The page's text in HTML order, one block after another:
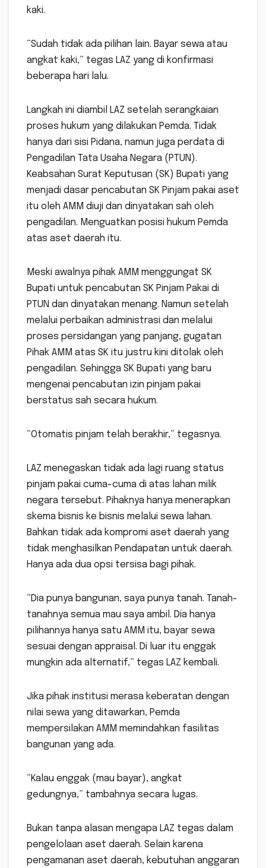
kaki.
“Sudah tidak ada pilihan lain. Bayar sewa atau
angkat kaki,” tegas LAZ yang di konfirmasi
beberapa hari lalu.
Langkah ini diambil LAZ setelah serangkaian
proses hukum yang dilakukan Pemda. Tidak
hanya dari sisi Pidana, namun juga perdata di
Pengadilan Tata Usaha Negara (PTUN).
Keabsahan Surat Keputusan (SK) Bupati yang
menjadi dasar pencabutan SK Pinjam pakai aset
itu oleh AMM diuji dan dinyatakan sah oleh
pengadilan. Menguatkan posisi hukum Pemda
atas aset daerah itu.
Meski awalnya pihak AMM menggungat SK
Bupati untuk pencabutan SK Pinjam Pakai di
PTUN dan dinyatakan menang. Namun setelah
melalui perbaikan administrasi dan melalui
proses persidangan yang panjang, gugatan
Pihak AMM atas SK itu justru kini ditolak oleh
pengadilan. Sehingga SK Bupati yang baru
mengenai pencabutan izin pinjam pakai
berstatus sah secara hukum.
“Otomatis pinjam telah berakhir,” tegasnya.
LAZ menegaskan tidak ada lagi ruang status
pinjam pakai cuma-cuma di atas lahan milik
negara tersebut. Pihaknya hanya menerapkan
skema bisnis ke bisnis melalui sewa lahan.
Bahkan tidak ada kompromi aset daerah yang
tidak menghasilkan Pendapatan untuk daerah.
Hanya ada dua opsi tersisa bagi pihak.
“Dia punya bangunan, saya punya tanah. Tanah-
tanahnya semua mau saya ambil. Dia hanya
pilihannya hanya satu AMM itu, bayar sewa
sesuai dengan appraisal. Di luar itu enggak
mungkin ada alternatif,” tegas LAZ kembali.
Jika pihak institusi merasa keberatan dengan
nilai sewa yang ditawarkan, Pemda
mempersilakan AMM memindahkan fasilitas
bangunan yang ada.
“Kalau enggak (mau bayar), angkat
gedungnya,” tambahnya secara lugas.
Bukan tanpa alasan mengapa LAZ tegas dalam
pengelolaan aset daerah. Selain karena
pengamanan aset daerah, kebutuhan anggaran